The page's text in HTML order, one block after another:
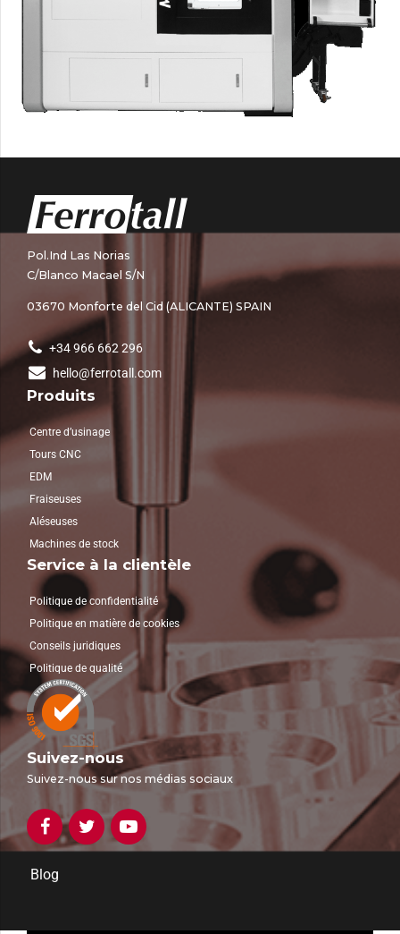
Pol.Ind Las Norias
C/Blanco Macael S/N
03670 Monforte del Cid (ALICANTE) SPAIN
+34 966 662 296
hello@ferrotall.com
Produits
Centre d’usinage
Tours CNC
EDM
Fraiseuses
Aléseuses
Machines de stock
Service à la clientèle
Politique de confidentialité
Politique en matière de cookies
Conseils juridiques
Politique de qualité
Suivez-nous
Suivez-nous sur nos médias sociaux
Blog